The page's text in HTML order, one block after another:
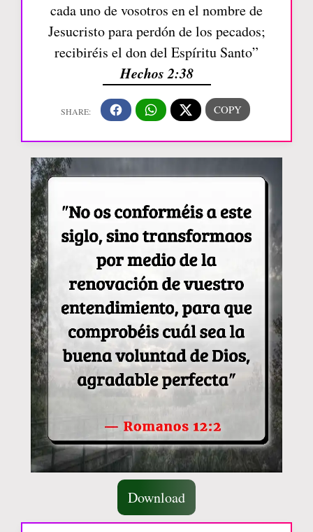
cada uno de vosotros en el nombre de
Jesucristo para perdón de los pecados;
recibiréis el don del Espíritu Santo”
Hechos 2:38
Download